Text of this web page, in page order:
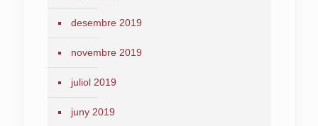
desembre 2019
novembre 2019
juliol 2019
juny 2019